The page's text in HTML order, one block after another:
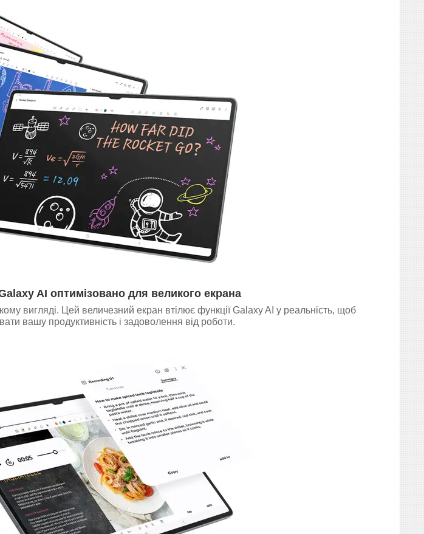
AI оптимізовано для великого екрана
вигляді. Цей величезний екран втілює функції Galaxy AI у реальність, щоб
вашу продуктивність і задоволення від роботи.